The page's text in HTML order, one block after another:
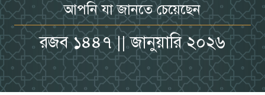
আপনি যা জানতে চেয়েছেন
রজব ১৪৪৭ || জানুয়ারি ২০২৬